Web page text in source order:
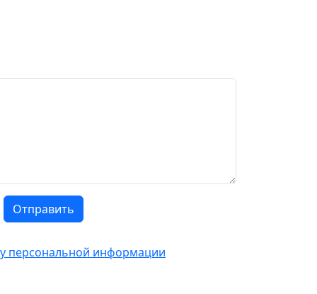
Отправить
персональной информации